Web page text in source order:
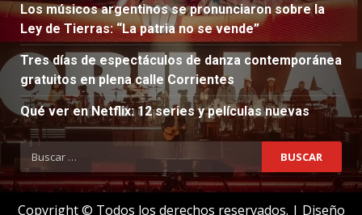
Los músicos argentinos se pronunciaron sobre la
Ley de Tierras: “La patria no se vende”
Tres días de espectáculos de danza contemporánea
gratuitos en plena calle Corrientes
Qué ver en Netflix: 12 series y películas nuevas
Buscar:
Copyright © Todos los derechos reservados. | Diseño